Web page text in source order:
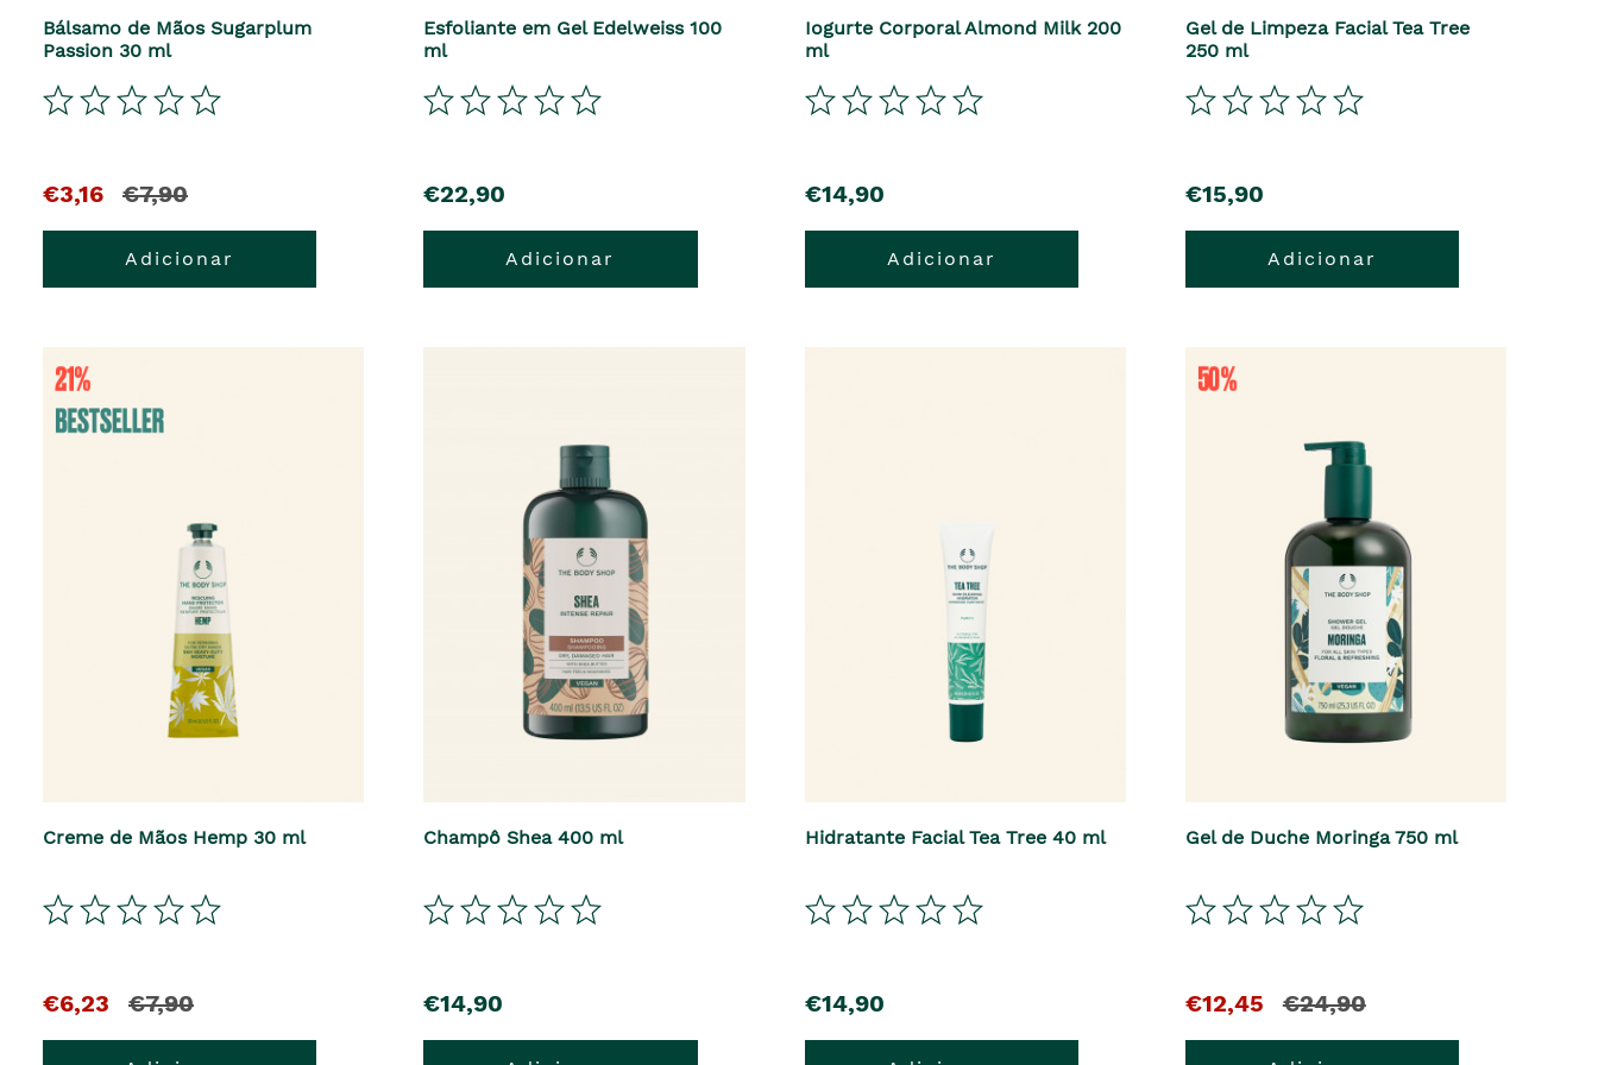
Bálsamo de Mãos Sugarplum
Passion 30 ml
El
precio
€3,16
el
precio
era
€7,90
Adicionar
Esfoliante em Gel Edelweiss 100
ml
precio
€22,90
Adicionar
Iogurte Corporal Almond Milk 200
ml
precio
€14,90
Adicionar
Gel de Limpeza Facial Tea Tree
250 ml
precio
€15,90
Adicionar
Creme de Mãos Hemp 30 ml
El
precio
€6,23
el
€7,90
Champô Shea 400 ml
precio
€14,90
Hidratante Facial Tea Tree 40 ml
precio
€14,90
Gel de Duche Moringa 750 ml
El
precio
€12,45
y
el
€24,90